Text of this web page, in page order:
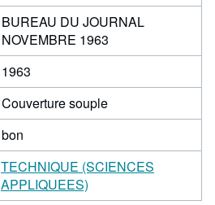
BUREAU DU JOURNAL
NOVEMBRE 1963
1963
Couverture souple
bon
TECHNIQUE (SCIENCES
APPLIQUEES)